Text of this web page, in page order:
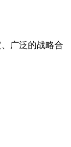
广泛的战略合